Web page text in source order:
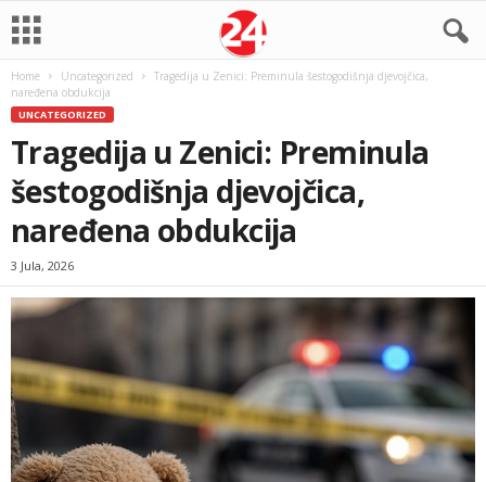
Home Uncategorized
Tragedija u Zenici: Preminula šestogodišnja djevojčica,
naređena obdukcija
UNCATEGORIZED
Tragedija u Zenici: Preminula
šestogodišnja djevojčica,
naređena obdukcija
3 Jula, 2026